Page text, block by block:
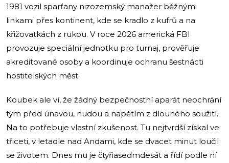
1981 vozil sparťany nizozemský manažer běžnými
linkami přes kontinent, kde se kradlo z kufrů a na
křižovatkách z rukou. V roce 2026 americká FBI
provozuje speciální jednotku pro turnaj, prověřuje
akreditované osoby a koordinuje ochranu šestnácti
hostitelských měst.
Koubek ale ví, že žádný bezpečnostní aparát neochrání
tým před únavou, nudou a napětím z dlouhého soužití.
Na to potřebuje vlastní zkušenost. Tu nejtvrdší získal ve
třiceti, v letadle nad Andami, kde se dvacet minut loučil
se životem. Dnes mu je čtyřiasedmdesát a řídí podle ní